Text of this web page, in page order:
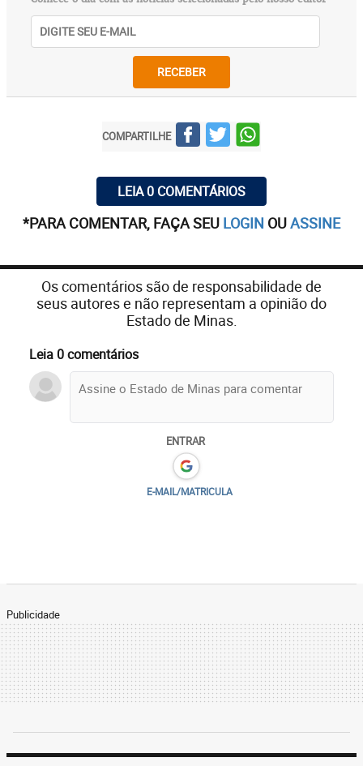
RECEBER
COMPARTILHE
LEIA 0 COMENTÁRIOS
*PARA COMENTAR, FAÇA SEU LOGIN OUASSINE
Os comentários são de responsabilidade de
seus autores e não representam a opinião do
Estado de Minas.
Leia 0 comentários
ENTRAR
E-MAIL/MATRICULA
Publicidade